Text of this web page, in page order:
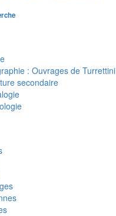
: Ouvrages de Turrettini
secondaire